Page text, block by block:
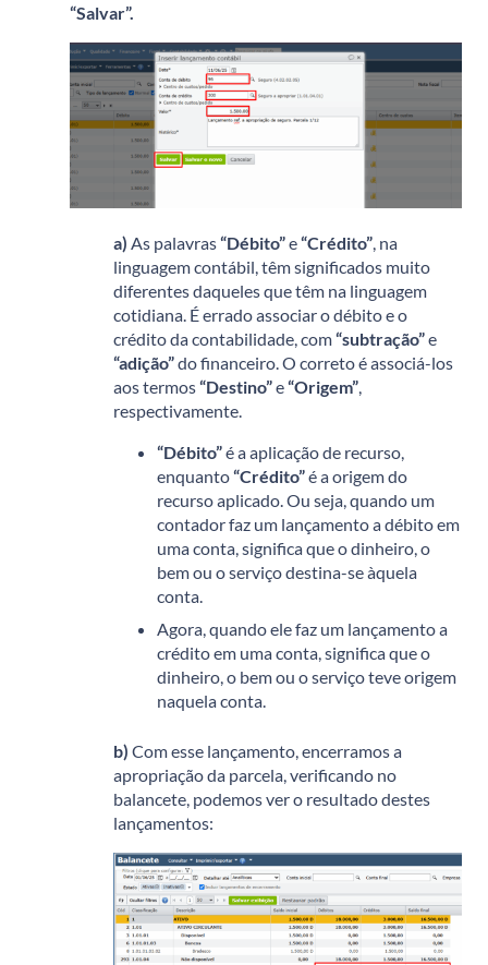
“Salvar”.
a) As palavras“Débito”e“Crédito”, na
linguagem contábil, têm significados muito
diferentes daqueles que têm na linguagem
cotidiana. É errado associar o débito e o
crédito da contabilidade, com“subtração”e
“adição”do financeiro. O correto é associá-los
aos termos“Destino”e“Origem”,
respectivamente.
“Débito”é a aplicação de recurso,
enquanto“Crédito”é a origem do
recurso aplicado. Ou seja, quando um
contador faz um lançamento a débito em
uma conta, significa que o dinheiro, o
bem ou o serviço destina-se àquela
conta.
Agora, quando ele faz um lançamento a
crédito em uma conta, significa que o
dinheiro, o bem ou o serviço teve origem
naquela conta.
b) Com esse lançamento, encerramos a
apropriação da parcela, verificando no
balancete, podemos ver o resultado destes
lançamentos: